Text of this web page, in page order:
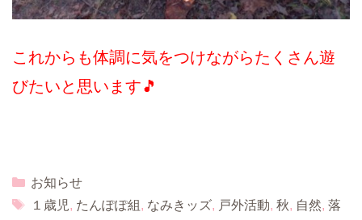
これからも体調に気をつけながらたくさん遊
びたいと思います🎵
Categories
お知らせ
Tags
１歳児, たんぽぽ組 , なみきッズ, 戸外活動, 秋, 自然, 落